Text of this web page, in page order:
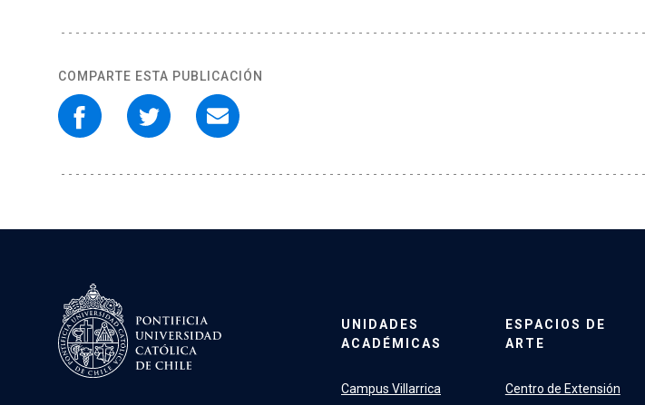
COMPARTE ESTA PUBLICACIÓN
UNIDADES
ACADÉMICAS
Campus Villarrica
ESPACIOS DE
ARTE
Centro de Extensión